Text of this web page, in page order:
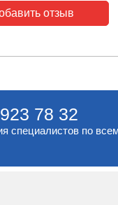
отзыв
78 32
специалистов по